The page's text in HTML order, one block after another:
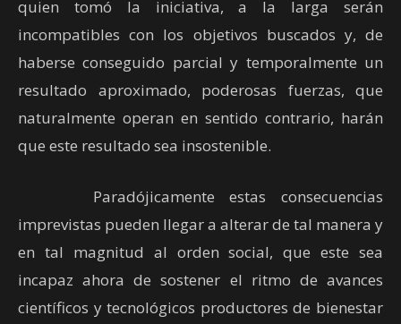
quien tomó la iniciativa, a la larga serán
incompatibles con los objetivos buscados y, de
haberse conseguido parcial y temporalmente un
resultado aproximado, poderosas fuerzas, que
naturalmente operan en sentido contrario, harán
que este resultado sea insostenible.
Paradójicamente estas consecuencias
imprevistas pueden llegar a alterar de tal manera y
en tal magnitud al orden social, que este sea
incapaz ahora de sostener el ritmo de avances
científicos y tecnológicos productores de bienestar